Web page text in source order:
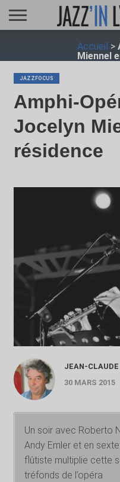
JAZZ
Accueil >
Miennel
JAZZFOCUS
Amphi-
Jocelyn
résidence
JEAN-CLAUDE
30 MARS 2015
Un soir avec Roberto
Andy Emler et en
flûtiste multiplie cette
tréfonds de l’opéra